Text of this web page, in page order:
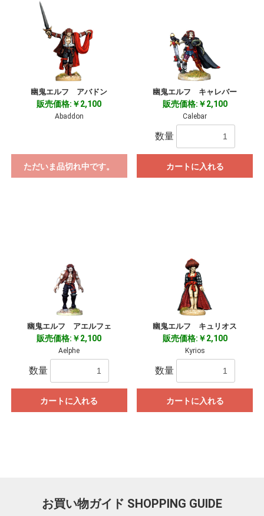
幽鬼エルフ アバドン
販売価格:￥2,100
Abaddon
ただいま品切れ中です。
幽鬼エルフ キャレバー
販売価格:￥2,100
Calebar
数量
カートに入れる
幽鬼エルフ アエルフェ
販売価格:￥2,100
Aelphe
数量
カートに入れる
幽鬼エルフ キュリオス
販売価格:￥2,100
Kyrios
数量
カートに入れる
カートへ進む
お買い物ガイド SHOPPING GUIDE